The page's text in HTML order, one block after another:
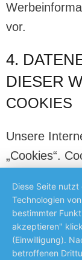
vor.
4.
DIESER
COOKIES
Unsere
„Cookies“.
Sie werden
Dauer einer
dauerhaft
Endgerät
Diese Seite
Technologien
bestimmter
akzeptieren"
(Einwilligung).
betroffenen